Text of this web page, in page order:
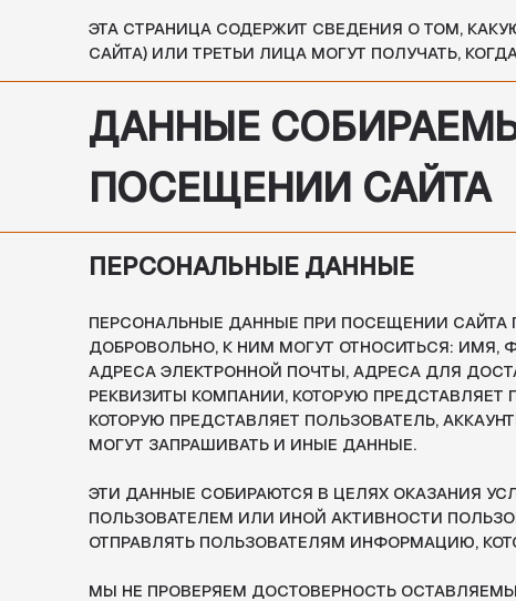
ДАННЫЕ СОБИРАЕМЫЕ
ПОСЕЩЕНИИ САЙТА
ПЕРСОНАЛЬНЫЕ ДАННЫЕ
ПЕРСОНАЛЬНЫЕ ДАННЫЕ ПРИ ПОСЕЩЕНИИ САЙТА
ДОБРОВОЛЬНО, К НИМ МОГУТ ОТНОСИТЬСЯ: ИМЯ, ФАМИЛИЯ,
АДРЕСА ЭЛЕКТРОННОЙ ПОЧТЫ, АДРЕСА ДЛЯ ДОСТАВКИ
КОТОРУЮ ПРЕДСТАВЛЯЕТ ПОЛЬЗОВАТЕЛЬ, АККАУНТЫ В
МОГУТ ЗАПРАШИВАТЬ И ИНЫЕ ДАННЫЕ.
ЭТИ ДАННЫЕ СОБИРАЮТСЯ В ЦЕЛЯХ ОКАЗАНИЯ УСЛУГ ИЛИ
ПОЛЬЗОВАТЕЛЕМ ИЛИ ИНОЙ АКТИВНОСТИ ПОЛЬЗОВАТЕЛЯ НА
ОТПРАВЛЯТЬ ПОЛЬЗОВАТЕЛЯМ ИНФОРМАЦИЮ, КОТОРУЮ ОНИ
КАЧЕСТВЕННОГО ИСПОЛНЕНИЯ ЗАКАЗОВ ИЛИ ОБРАТНОЙ
ДАННЫХ.
РЕГИСТРАЦИИ, ОФОРМЛЕНИЯ ЗАКАЗА, ПОДПИСКИ,